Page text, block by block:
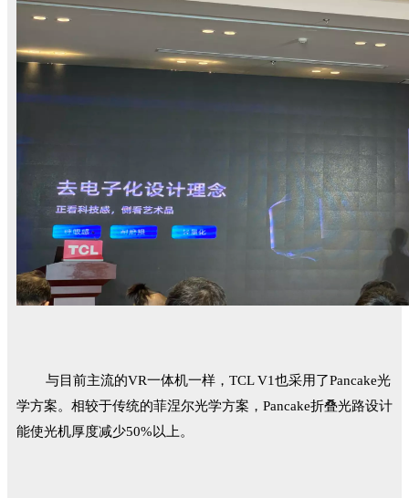
与目前主流的VR一体机一样，TCL V1也采用了Pancake光
学方案。相较于传统的菲涅尔光学方案，Pancake折叠光路设计
能使光机厚度减少50%以上。